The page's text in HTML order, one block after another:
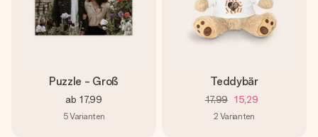
Puzzle - Groß
ab 17,99
5Varianten
Teddybär
17,99 15,29
2 Varianten